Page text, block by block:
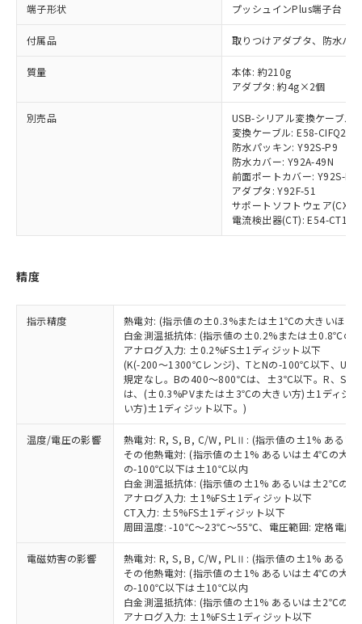
端子形状 プッシュインPlus端子台
付属品 取りつけアダプタ、防水パ
質量
本体: 約210g
アダプタ: 約4g×2個
別売品
USB-シリアル変換ケーブル:
変換ケーブル: E58-CIFQ2-E
防水パッキン: Y92S-P9
防水カバー: Y92A-49N
前面ポートカバー: Y92S-P7
アダプタ: Y92F-51
サポートソフトウェア(CX-
電流検出器(CT): E54-CT1/
精度
指示精度
熱電対: (指示値の±0.3%または±1℃の大きいほう
白金測温抵抗体: (指示値の±0.2%または±0.8℃の
アナログ入力: ±0.2%FS±1ディジット以下
(K(-200～1300℃レンジ)、TとNの-100℃以下、U
規定なし。Bの400～800℃は、±3℃以下。R、S
は、(±0.3%PVまたは±3℃の大きい方)±1ディジ
い方)±1ディジット以下。)
温度/電圧の影響
熱電対: R, S, B, C/W, PLⅡ: (指示値の±1% ある
その他熱電対: (指示値の±1% あるいは±4℃の大き
の-100℃以下は±10℃以内
白金測温抵抗体: (指示値の±1% あるいは±2℃の大
アナログ入力: ±1%FS±1ディジット以下
CT入力: ±5%FS±1ディジット以下
周囲温度: -10℃～23℃～55℃、電圧範囲: 定格電圧
電磁妨害の影響
熱電対: R, S, B, C/W, PLⅡ: (指示値の±1% ある
その他熱電対: (指示値の±1% あるいは±4℃の大き
の-100℃以下は±10℃以内
白金測温抵抗体: (指示値の±1% あるいは±2℃の大
アナログ入力: ±1%FS±1ディジット以下
正式な納期状況および標準価格はお客
様のお取引先、またはお客様担当のオ
ムロン制御機器販売店・当社販売員に
オムロン制御機器販売店や当社販売拠
」をご確認
在庫状況および標準価格結果を当社の
事前の承諾なく第三者に漏洩または開
示しないようお願いします。
マイパーツ機能（部品リスト作成サー
ビス）をご利用いただくには、I-Web
メンバーズにご登録されている必要が
品・サービスに関するお客様との取
引・商談に必要な範囲で利用すること
をご了承ください。
※当社の共同利用者とは、"個人情報
の共同利用に関して"
の「1.共同利
用者の範囲」に記載されている法人を
指します。
(PBDE) 1000ppm以下、フタル酸ビス(2-エチルヘキシ
ル) (DEHP)(別名：DOP) 1000ppm以下、フタル酸ブチ
ルベンジル（BBP） 1000ppm以下、フタル酸ジブチル
（DBP） 1000ppm以下、フタル酸ジイソブチル
但し、RoHS指令で産業用監視および制御機器に対する
フタル酸エステル類の４物質については閾値を超える意
部品在庫の切り替え状況などにより、予定
下記の非含有証明書をダウンロードするこ
とができます。
EU RoHS指令（10物質）の非含有証明書
51物質の非含有証明書（当社基準）
※本証明書は発行日時点で非含有を証明す
るもので、過去に遡って非含有を証明する
ものではありません。
また、RoHS指令のフタル酸エステル類４
物質の対応では、対応完了までの期間は出
荷製品に未対応品が混在することから備考
欄に対応日を記載しておりました。
既に当社にて対応品への在庫切替を完了
していることから、特段のことがない限
り、2022年1月12日より割愛しておりま
す。
ニル類) : 1000ppm、 PBDEs(ポリ臭化ジフェニルエーテ
DBP(フタル酸ジブチル) : 1000ppm、 DIBP(フタル酸ジ
イソブチル) : 1000ppm、 BBP(フタル酸ブチルベンジ
DEHP(フタル酸ビス(2-エチルヘキシル)) : 1000ppm
「ｅ」：有害物質（10物質）のすべてが基
準値以下であることを示します。
「10」：通常の使用状況下において有害物
質が外部に漏えいし、環境に深刻な影響を
「－」：未確認です。当社販売部門へお問
当社は規制貨物を破棄する場合は、完
全に破砕するなど、違法に輸出されな
いよう必要な手段を講じます。
当社は貴社製品を、核兵器、ミサイ
ル、化学兵器、生物兵器またはその他
武器並びにこれらの製造装置等に一切
当社は、貴社製品を第三者に販売する
場合は、上記1、2および3の内容を当
該第三者に通知します。また当社は、
販売先および販売に係わる関係者が違
法に輸出するおそれがある場合は、取
合意する キャンセル
一定数以上の在庫あり
一定数には満たないが在庫あり
在庫なし(最新の在庫状況につ
たはお客様担当のオムロン制御
機器販売店・当社販売員にご確
受注生産機種、また在庫状況の
情報を公開していない機種